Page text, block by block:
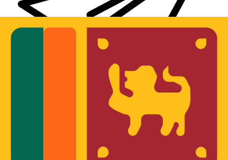
XE Internationella valutaöverföringar